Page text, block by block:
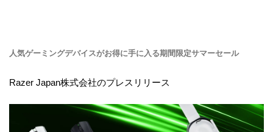
人気ゲーミングデバイスがお得に手に入る期間限定サマーセール
Razer Japan株式会社のプレスリリース